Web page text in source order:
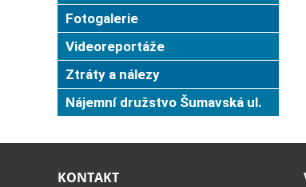
Fotogalerie
Videoreportáže
Ztráty a nálezy
Nájemní družstvo Šumavská ul.
KONTAKT